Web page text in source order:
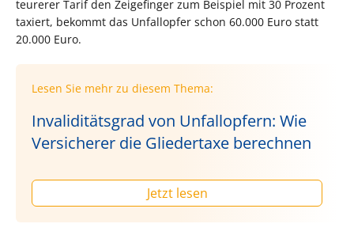
teurerer Tarif den Zeigefinger zum Beispiel mit 30 Prozent
taxiert, bekommt das Unfallopfer schon 60.000 Euro statt
20.000 Euro.
Lesen Sie mehr zu diesem Thema:
Invaliditätsgrad von Unfallopfern: Wie
Versicherer die Gliedertaxe berechnen
Jetzt lesen